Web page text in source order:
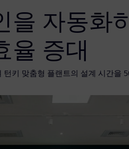
을 자동화
율 증대
키 맞춤형 플랜트의 설계 시간을